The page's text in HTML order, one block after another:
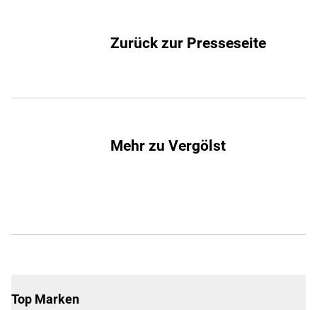
Zurück zur Presseseite
Mehr zu Vergölst
Top Marken